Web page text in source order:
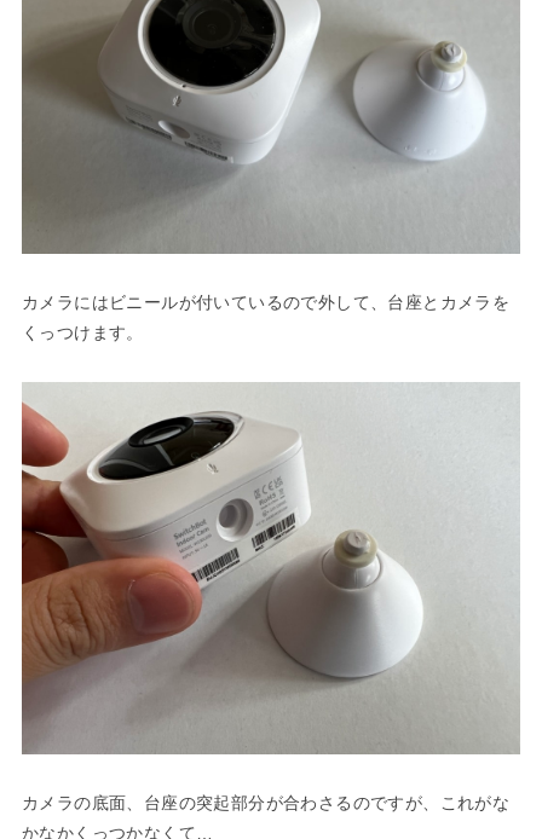
カメラにはビニールが付いているので外して、台座とカメラを
くっつけます。
カメラの底面、台座の突起部分が合わさるのですが、これがな
かなかくっつかなくて…